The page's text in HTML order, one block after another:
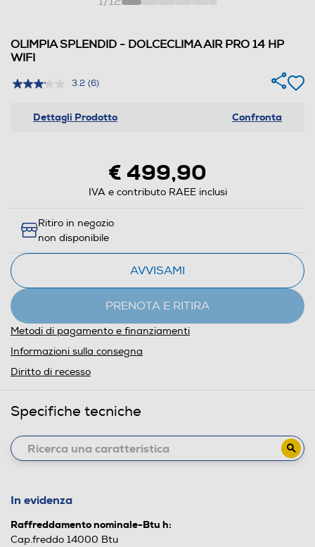
OLIMPIA SPLENDID - DOLCECLIMA AIR PRO 14 HP
WIFI
3.2 (6)
Dettagli Prodotto Confronta
€ 499,90
IVA e contributo RAEE inclusi
Ritiro in negozio
non disponibile
AVVISAMI
PRENOTA E RITIRA
Metodi di pagamento e finanziamenti
Informazioni sulla consegna
Diritto di recesso
Specifiche tecniche
In evidenza
Raffreddamento nominale-Btu h:
Cap.freddo 14000 Btu